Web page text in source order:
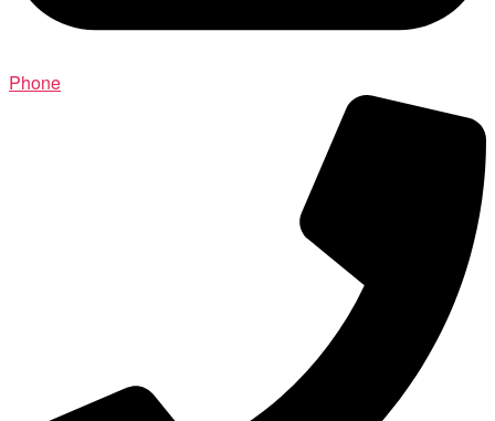
Phone